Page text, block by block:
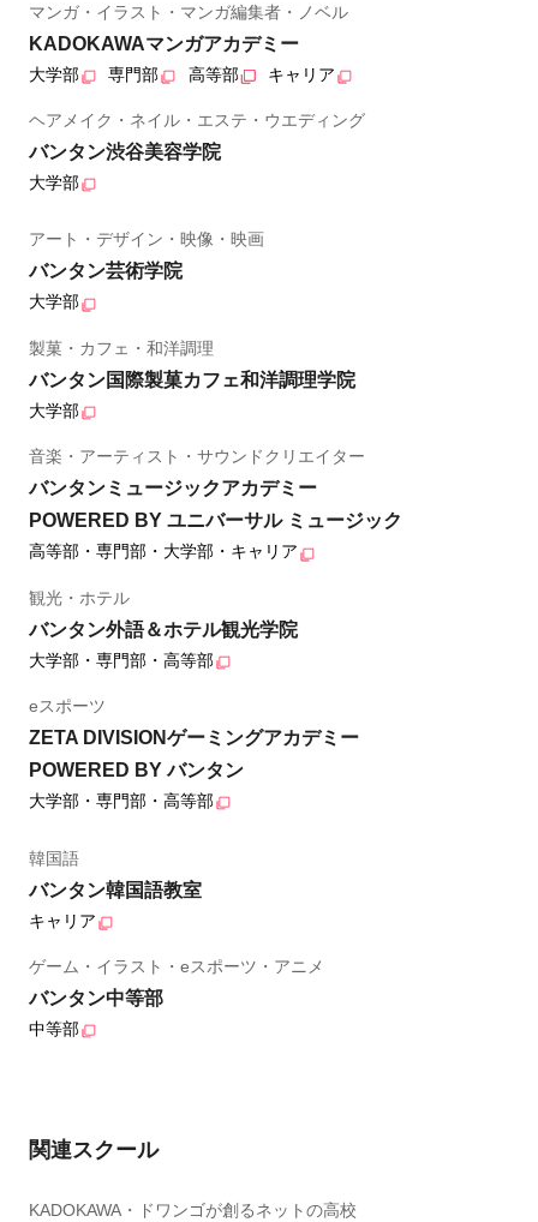
マンガ・イラスト・マンガ編集者・ノベル
KADOKAWAマンガアカデミー
大学部 専門部 高等部 キャリア
ヘアメイク・ネイル・エステ・ウエディング
バンタン渋谷美容学院
大学部
アート・デザイン・映像・映画
バンタン芸術学院
大学部
製菓・カフェ・和洋調理
バンタン国際製菓カフェ和洋調理学院
大学部
音楽・アーティスト・サウンドクリエイター
バンタンミュージックアカデミー
POWERED BY ユニバーサル ミュージック
高等部・専門部・大学部・キャリア
観光・ホテル
バンタン外語＆ホテル観光学院
大学部・専門部・高等部
eスポーツ
ZETA DIVISIONゲーミングアカデミー
POWERED BY バンタン
大学部・専門部・高等部
韓国語
バンタン韓国語教室
キャリア
ゲーム・イラスト・eスポーツ・アニメ
バンタン中等部
中等部
関連スクール
KADOKAWA・ドワンゴが創るネットの高校